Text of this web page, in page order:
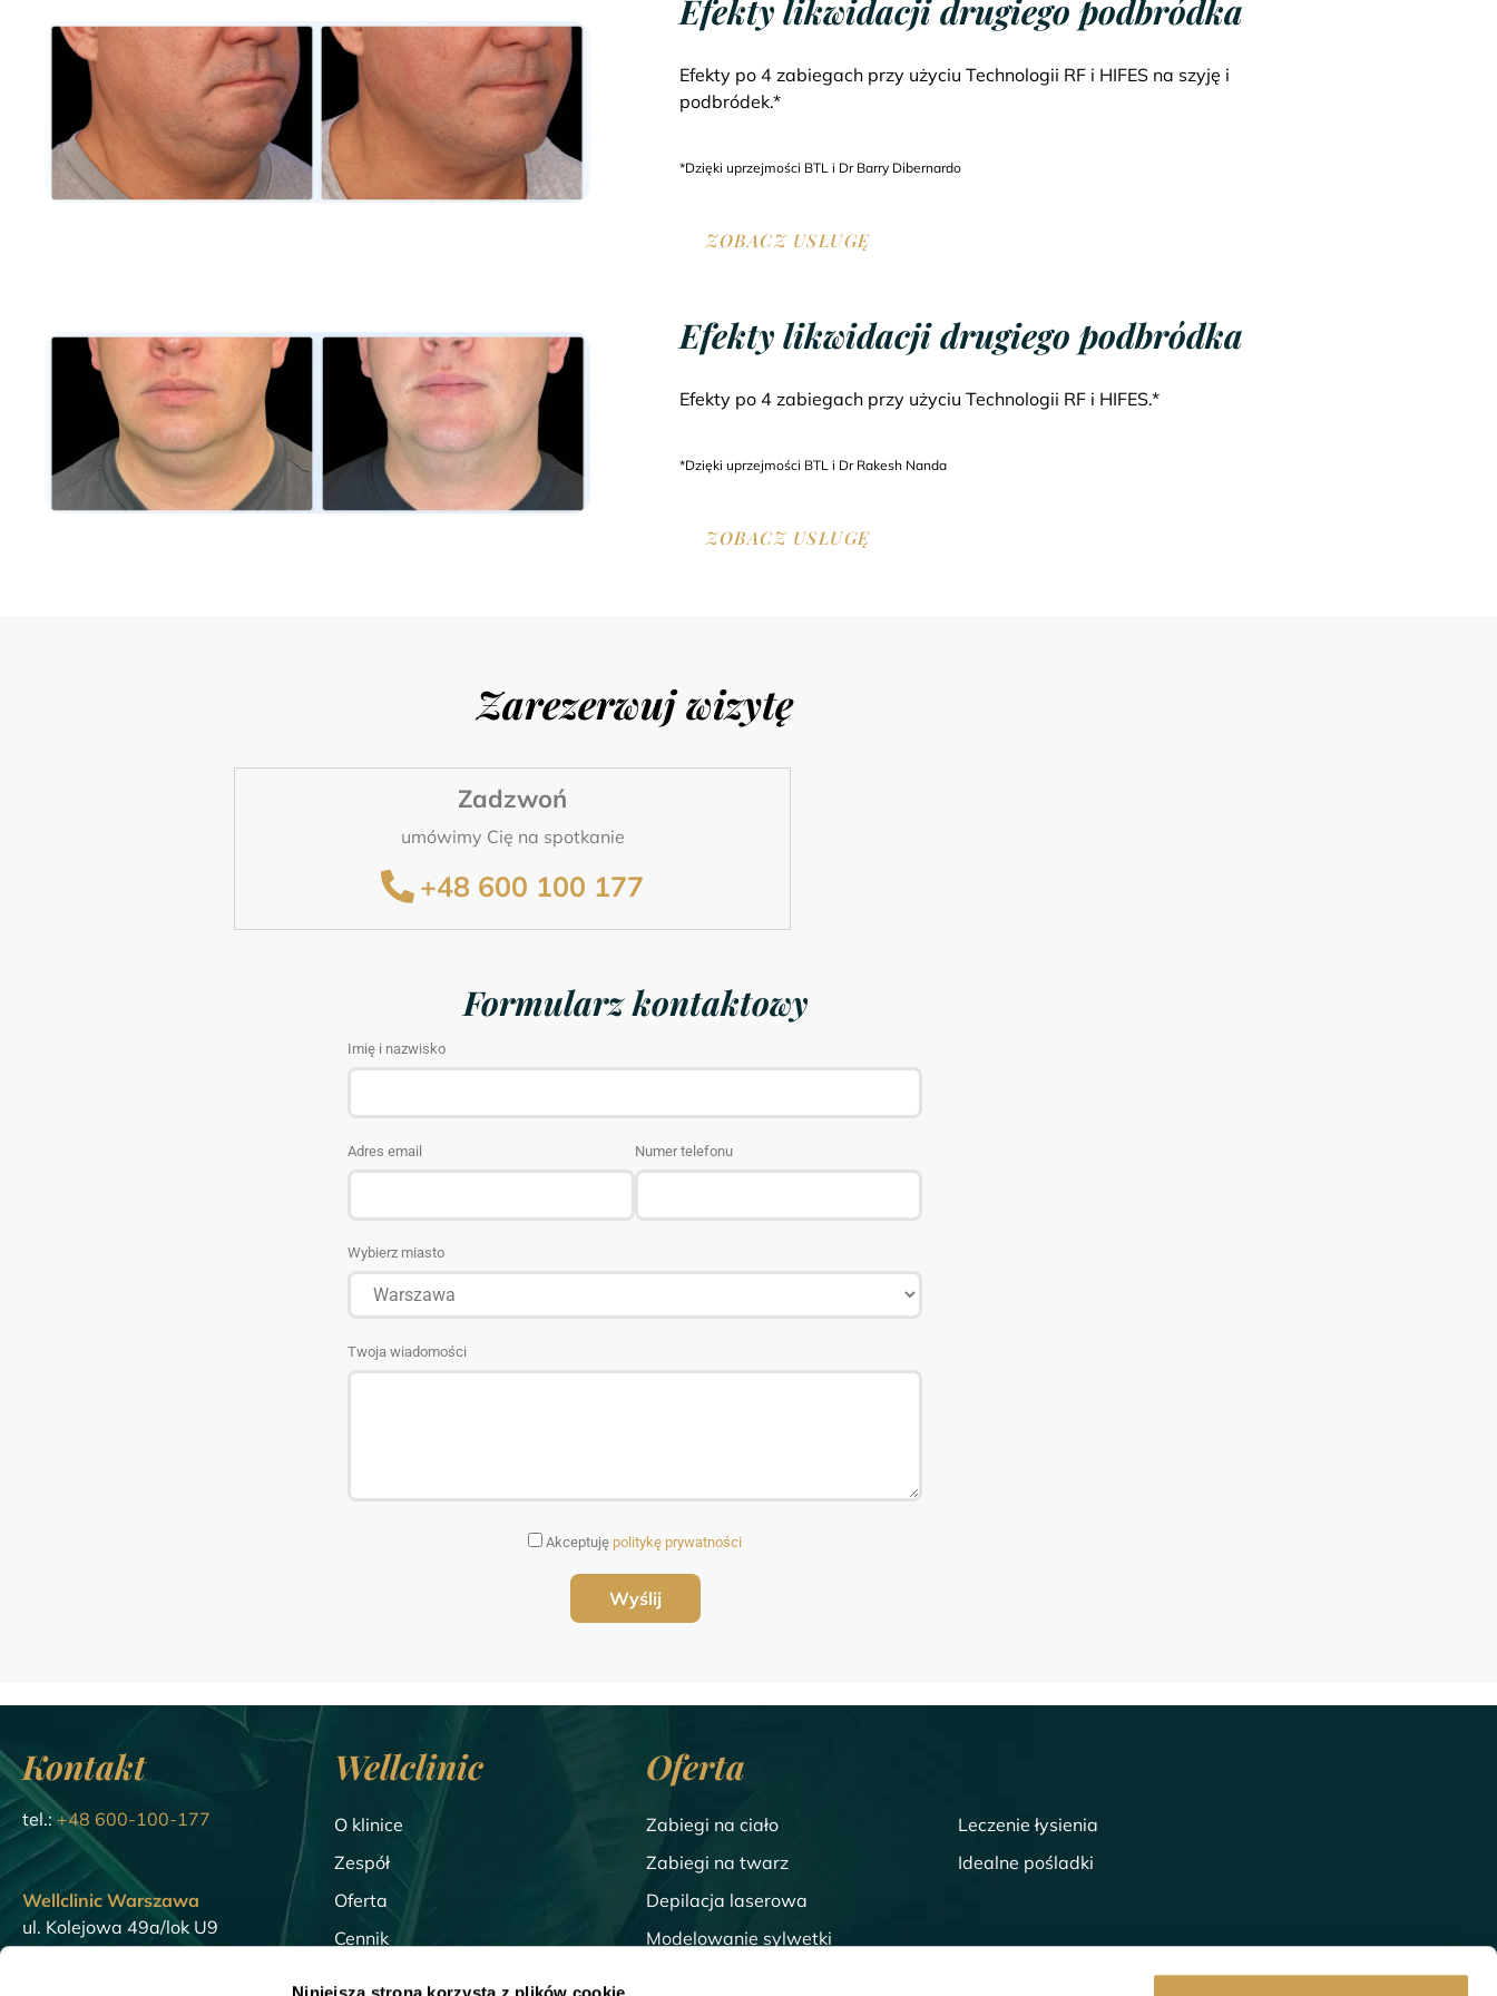
Niniejsza strona korzysta z plików cookie
Efekty likwidacji drugiego podbródka
Efekty po 4 zabiegach przy użyciu Technologii RF i HIFES na szyję i
podbródek.*
*Dzięki uprzejmości BTL i Dr Barry Dibernardo
ZOBACZ USŁUGĘ
Efekty likwidacji drugiego podbródka
Efekty po 4 zabiegach przy użyciu Technologii RF i HIFES.*
*Dzięki uprzejmości BTL i Dr Rakesh Nanda
ZOBACZ USŁUGĘ
Zarezerwuj wizytę
Zadzwoń
umówimy Cię na spotkanie
+48 600 100 177
Formularz kontaktowy
Imię i nazwisko
Adres email Numer telefonu
Wybierz miasto
Twoja wiadomości
Akceptuję politykę prywatności
Kontakt
tel.:+48 600-100-177
Wellclinic Warszawa
ul. Kolejowa 49a/lok U9
01-210 Warszawa
Wellclinic
O klinice
Zespół
Oferta
Cennik
Oferta
Zabiegi na ciało
Zabiegi na twarz
Depilacja laserowa
Modelowanie sylwetki
Leczenie łysienia
Idealne pośladki